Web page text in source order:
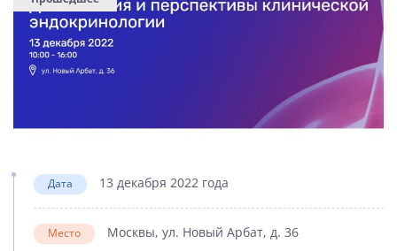
Дата 13 декабря 2022 года
Место Москвы, ул. Новый Арбат, д. 36